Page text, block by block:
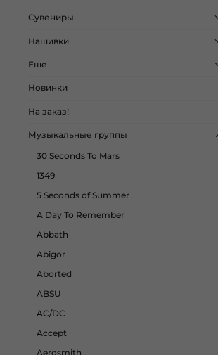
Сувениры
Нашивки
Еще
Новинки
На заказ!
Музыкальные группы
30 Seconds To Mars
1349
5 Seconds of Summer
A Day To Remember
Abbath
Abigor
Aborted
ABSU
AC/DC
Accept
Aerosmith